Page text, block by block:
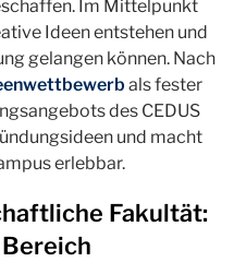
Im Mittelpunkt
Ideen entstehen und
gelangen können. Nach
als fester
des CEDUS
und macht
erlebbar.
Fakultät: